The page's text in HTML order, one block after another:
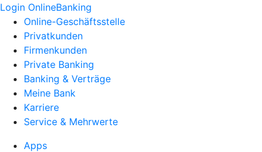
Login OnlineBanking
Online-Geschäftsstelle
Privatkunden
Firmenkunden
Private Banking
Banking & Verträge
Meine Bank
Karriere
Service & Mehrwerte
Apps